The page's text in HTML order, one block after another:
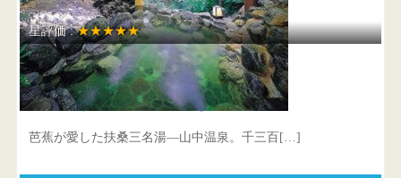
星評価 :★★★★★
みやこわすれの宿 こおろぎ楼
石川県 加賀市山中温泉こおろぎ町ロ140
芭蕉が愛した扶桑三名湯―山中温泉。千三百[…]